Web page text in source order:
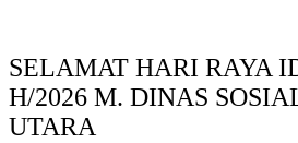
SELAMAT HARI RAYA
H/2026 M. DINAS
UTARA